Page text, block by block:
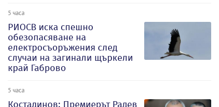
5 часа
РИОСВ иска спешно
обезопасяване на
електросъоръжения след
случаи на загинали щъркели
край Габрово
5 часа
Костадинов: Премиерът Радев